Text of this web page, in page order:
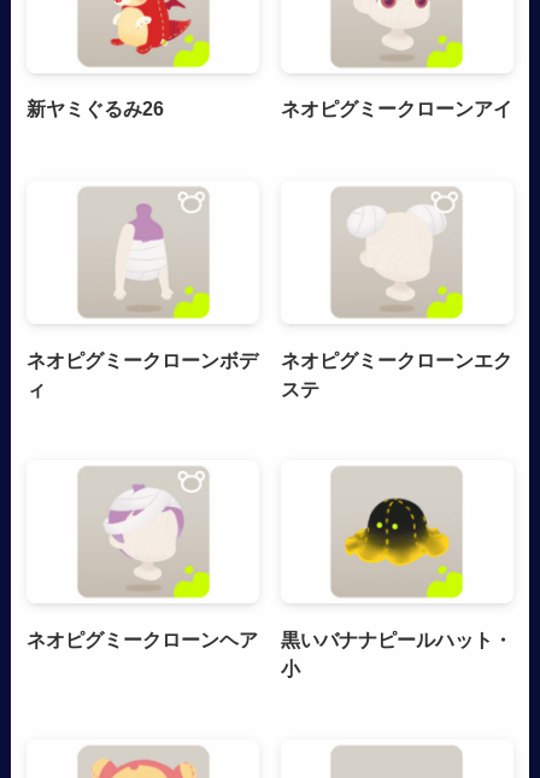
新ヤミぐるみ26 ネオピグミークローンアイ
ネオピグミークローンボデ
ィ
ネオピグミークローンエク
ステ
ネオピグミークローンヘア
黒いバナナピールハット・
小